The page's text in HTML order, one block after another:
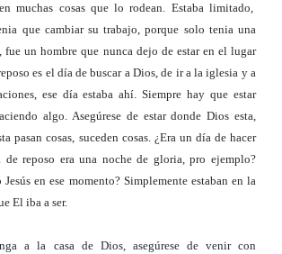
muchas cosas que lo rodean. Estaba limitado,
que cambiar su trabajo, porque solo tenia una
fue un hombre que nunca dejo de estar en el lugar
es el día de buscar a Dios, de ir a la iglesia y a
ese día estaba ahí. Siempre hay que estar
algo. Asegúrese de estar donde Dios esta,
pasan cosas, suceden cosas. ¿Era un día de hacer
de reposo era una noche de gloria, pro ejemplo?
Jesús en ese momento? Simplemente estaban en la
El iba a ser.
a la casa de Dios, asegúrese de venir con